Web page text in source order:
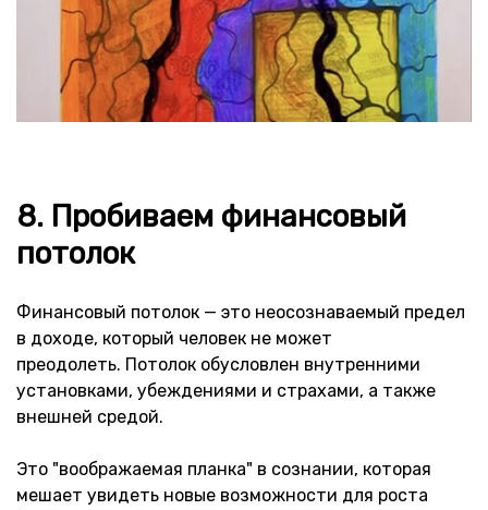
8. Пробиваем финансовый
потолок
Финансовый потолок — это неосознаваемый предел
в доходе, который человек не может
преодолеть. Потолок обусловлен внутренними
установками, убеждениями и страхами, а также
внешней средой.
Это "воображаемая планка" в сознании, которая
мешает увидеть новые возможности для роста